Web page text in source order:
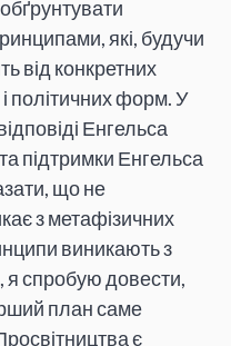
які, будучи
від конкретних
політичних форм. У
Енгельса
підтримки Енгельса
що не
з метафізичних
виникають з
спробую довести,
план саме
є